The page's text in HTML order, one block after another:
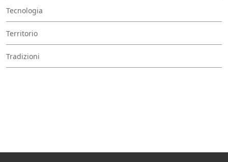
Tecnologia
Territorio
Tradizioni